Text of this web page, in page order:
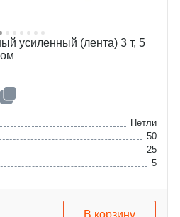
усиленный (лента) 3 т, 5
Петли
50
25
5
В корзину